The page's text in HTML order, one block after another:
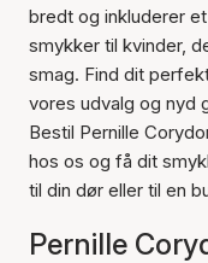
bredt og inkluderer
smykker til kvinder,
smag. Find dit
vores udvalg og nyd
Bestil Pernille
hos os og få dit
til din dør eller til en
Pernille